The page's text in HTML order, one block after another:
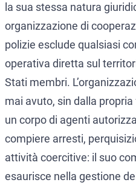
la sua stessa natura
organizzazione di
polizie esclude qualsiasi
operativa diretta sul
Stati membri.
mai avuto, sin dalla
un corpo di agenti
compiere arresti,
attività coercitive: il suo
esaurisce nella gestione